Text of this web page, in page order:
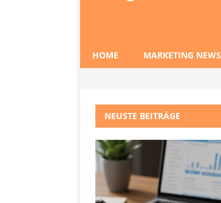
HOME MARKETING NEWS
NEUSTE BEITRÄGE